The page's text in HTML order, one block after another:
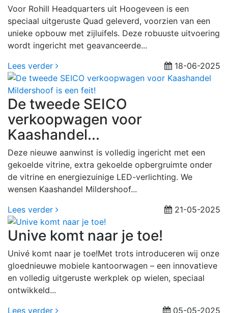
Voor Rohill Headquarters uit Hoogeveen is een
speciaal uitgeruste Quad geleverd, voorzien van een
unieke opbouw met zijluifels. Deze robuuste uitvoering
wordt ingericht met geavanceerde...
Lees verder
18-06-2025
De tweede SEICO
verkoopwagen voor
Kaashandel...
Deze nieuwe aanwinst is volledig ingericht met een
gekoelde vitrine, extra gekoelde opbergruimte onder
de vitrine en energiezuinige LED-verlichting. We
wensen Kaashandel Mildershoof...
Lees verder
21-05-2025
Unive komt naar je toe!
Univé komt naar je toe!Met trots introduceren wij onze
gloednieuwe mobiele kantoorwagen – een innovatieve
en volledig uitgeruste werkplek op wielen, speciaal
ontwikkeld...
Lees verder
05-05-2025